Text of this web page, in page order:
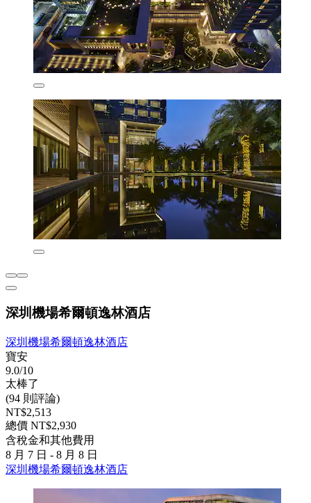
深圳機場希爾頓逸林酒店
深圳機場希爾頓逸林酒店
寶安
9.0/10
太棒了
(94 則評論)
NT$2,513
總價 NT$2,930
含稅金和其他費用
8 月 7 日 - 8 月 8 日
深圳機場希爾頓逸林酒店